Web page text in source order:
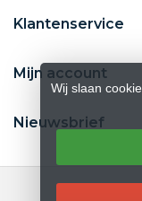
Klantenservice
Mijn account
Nieuwsbrief
Wij slaan